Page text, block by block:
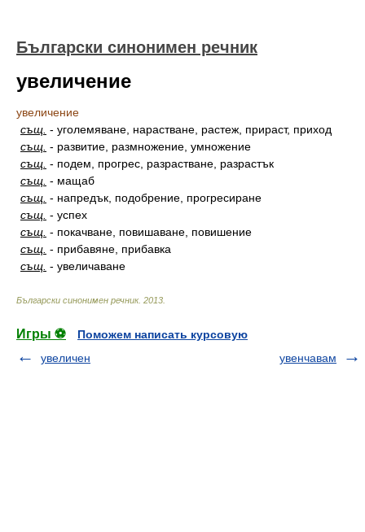
Български синонимен речник
увеличение
увеличение
същ. - уголемяване, нарастване, растеж, прираст, приход
същ. - развитие, размножение, умножение
същ. - подем, прогрес, разрастване, разрастък
същ. - мащаб
същ. - напредък, подобрение, прогресиране
същ. - успех
същ. - покачване, повишаване, повишение
същ. - прибавяне, прибавка
същ. - увеличаване
Български синонимен речник. 2013
Игры ⚽
Поможем написать курсовую
увеличен
увенчавам